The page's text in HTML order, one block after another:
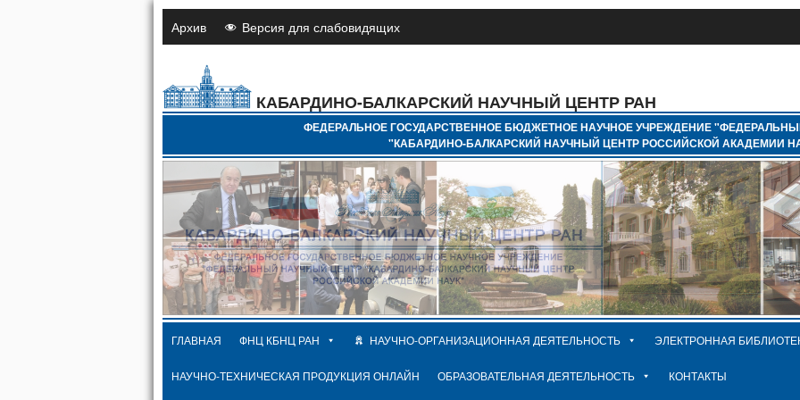
Архив Версия для слабовидящих
КАБАРДИНО-БАЛКАРСКИЙ НАУЧНЫЙ ЦЕНТР РАН
ФЕДЕРАЛЬНОЕ ГОСУДАРСТВЕННОЕ БЮДЖЕТНОЕ НАУЧНОЕ УЧРЕЖДЕНИЕ
"КАБАРДИНО-БАЛКАРСКИЙ НАУЧНЫЙ ЦЕНТР РОССИЙСКОЙ АКАДЕМИИ
ГЛАВНАЯ ФНЦ КБНЦ РАН НАУЧНО-ОРГАНИЗАЦИОННАЯ ДЕЯТЕЛЬНОСТЬ ЭЛЕКТРОННАЯ
НАУЧНО-ТЕХНИЧЕСКАЯ ПРОДУКЦИЯ ОНЛАЙН ОБРАЗОВАТЕЛЬНАЯ ДЕЯТЕЛЬНОСТЬ КОНТАКТЫ